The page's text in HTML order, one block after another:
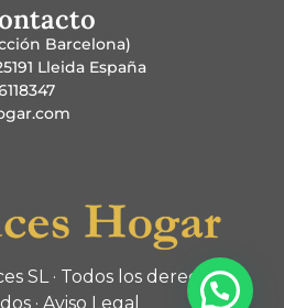
Barcelona)
Lleida España
SL · Todos los derechos
· Aviso Legal